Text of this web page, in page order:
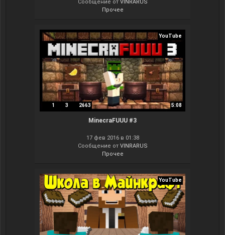
Сообщение от VINRARUS
Прочее
YouTube
1 3 2663 5:08
MinecraFUUU #3
17 фев 2016 в 01:38
Сообщение от VINRARUS
Прочее
YouTube